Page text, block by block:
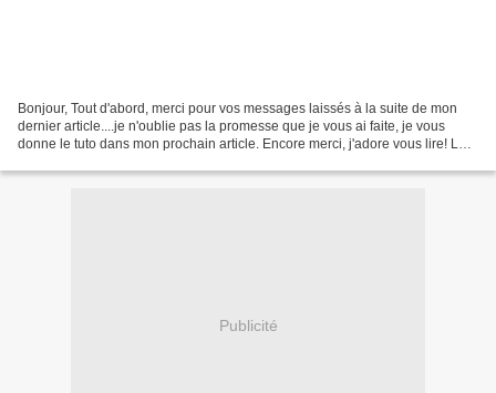
Bonjour, Tout d'abord, merci pour vos messages laissés à la suite de mon
dernier article....je n'oublie pas la promesse que je vous ai faite, je vous
donne le tuto dans mon prochain article. Encore merci, j'adore vous lire! Le
Publicité